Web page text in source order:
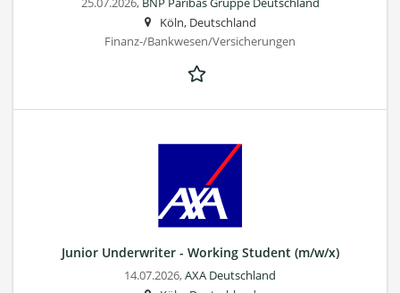
Köln, Deutschland
Finanz-/Bankwesen/Versicherungen
Junior Underwriter - Working Student (m/w/x)
14.07.2026,AXA Deutschland